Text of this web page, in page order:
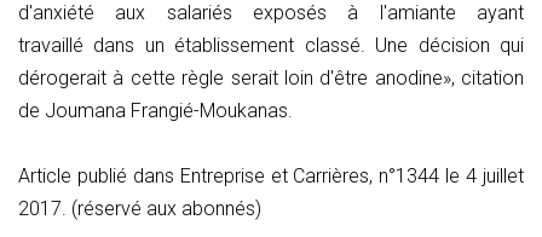
d'anxiété aux salariés exposés à l'amiante ayant
travaillé dans un établissement classé. Une décision qui
dérogerait à cette règle serait loin d'être anodine», citation
de Joumana Frangié-Moukanas.
Article publié dans Entreprise et Carrières, n°1344 le 4 juillet
2017. (réservé aux abonnés)